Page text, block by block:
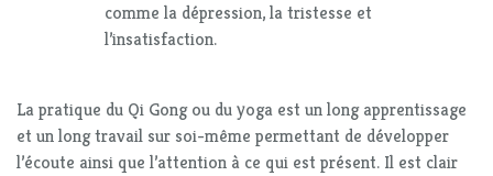
comme la dépression, la tristesse et
l’insatisfaction.
La pratique du Qi Gong ou du yoga est un long apprentissage
et un long travail sur soi-même permettant de développer
l’écoute ainsi que l’attention à ce qui est présent. Il est clair